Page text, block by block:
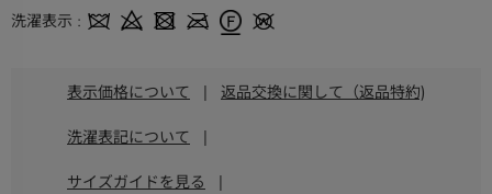
洗濯表示
表示価格について | 返品交換に関して（返品特約)
洗濯表記について |
サイズガイドを見る |